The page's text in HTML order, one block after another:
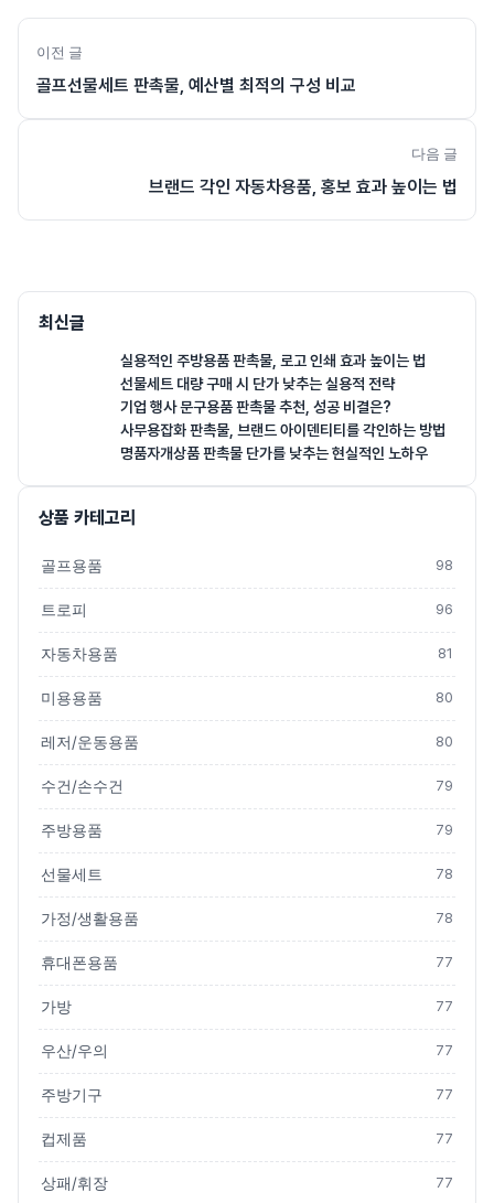
이전 글
골프선물세트 판촉물, 예산별 최적의 구성 비교
다음 글
브랜드 각인 자동차용품, 홍보 효과 높이는 법
최신글
실용적인 주방용품 판촉물, 로고 인쇄 효과 높이는 법
선물세트 대량 구매 시 단가 낮추는 실용적 전략
기업 행사 문구용품 판촉물 추천, 성공 비결은?
사무용잡화 판촉물, 브랜드 아이덴티티를 각인하는 방법
명품자개상품 판촉물 단가를 낮추는 현실적인 노하우
상품 카테고리
골프용품 98
트로피 96
자동차용품 81
미용용품 80
레저/운동용품 80
수건/손수건 79
주방용품 79
선물세트 78
가정/생활용품 78
휴대폰용품 77
가방 77
우산/우의 77
주방기구 77
컵제품 77
상패/휘장 77